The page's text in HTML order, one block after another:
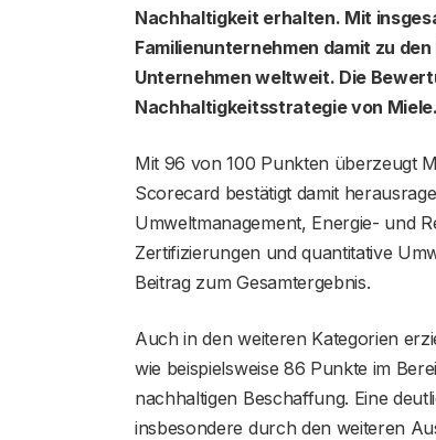
Nachhaltigkeit erhalten. Mit
Familienunternehmen damit zu
Unternehmen weltweit. Die
Nachhaltigkeitsstrategie von Miele.
Mit 96 von 100 Punkten überzeugt
Scorecard bestätigt damit
Umweltmanagement, Energie- und
Zertifizierungen und quantitative
Beitrag zum Gesamtergebnis.
Auch in den weiteren Kategorien
wie beispielsweise 86 Punkte im
nachhaltigen Beschaffung. Eine
insbesondere durch den weiteren